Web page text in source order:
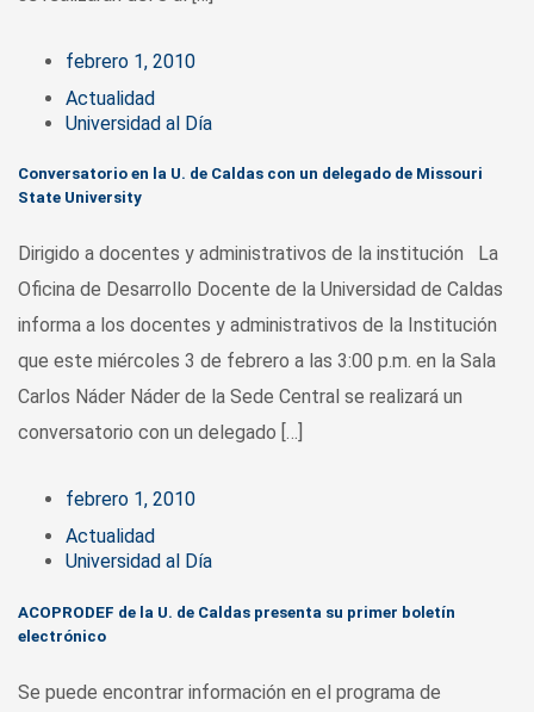
febrero 1, 2010
Actualidad
Universidad al Día
Conversatorio en la U. de Caldas con un delegado de Missouri
State University
Dirigido a docentes y administrativos de la institución La
Oficina de Desarrollo Docente de la Universidad de Caldas
informa a los docentes y administrativos de la Institución
que este miércoles 3 de febrero a las 3:00 p.m. en la Sala
Carlos Náder Náder de la Sede Central se realizará un
conversatorio con un delegado […]
febrero 1, 2010
Actualidad
Universidad al Día
ACOPRODEF de la U. de Caldas presenta su primer boletín
electrónico
Se puede encontrar información en el programa de